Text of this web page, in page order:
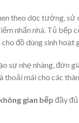
theo dọc tường, sử
nhấn nhá. Tủ bếp
đồ dùng sinh hoạt
sự nhẹ nhàng, đơn
thoải mái cho các
gian bếp đầy